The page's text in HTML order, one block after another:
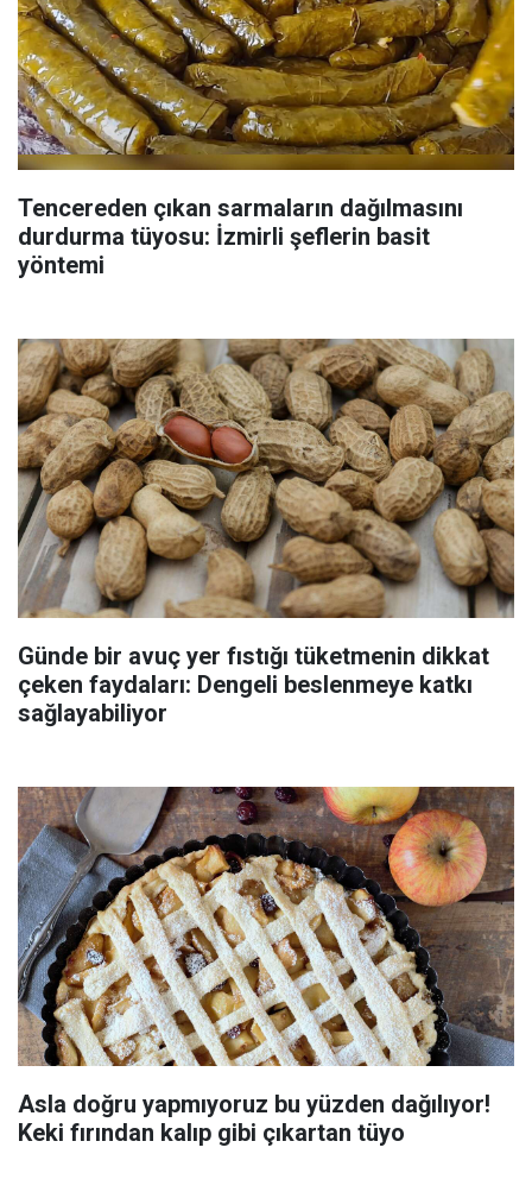
Tencereden çıkan sarmaların dağılmasını
durdurma tüyosu: İzmirli şeflerin basit
yöntemi
Günde bir avuç yer fıstığı tüketmenin dikkat
çeken faydaları: Dengeli beslenmeye katkı
sağlayabiliyor
Asla doğru yapmıyoruz bu yüzden dağılıyor!
Keki fırından kalıp gibi çıkartan tüyo